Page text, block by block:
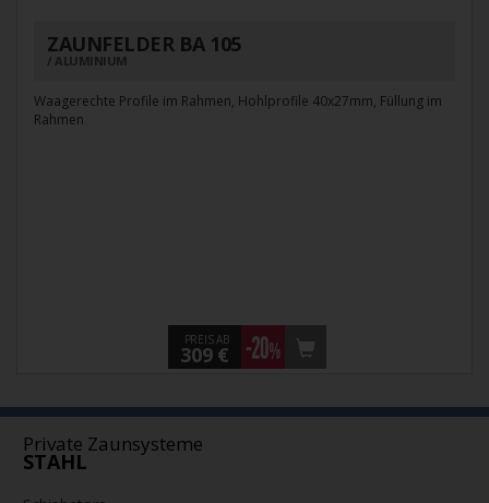
ZAUNFELDER BA 105
ALUMINIUM
Waagerechte Profile im Rahmen, Hohlprofile 40x27mm, Füllung im
Rahmen
PREIS AB
309 €
Private Zaunsysteme
STAHL